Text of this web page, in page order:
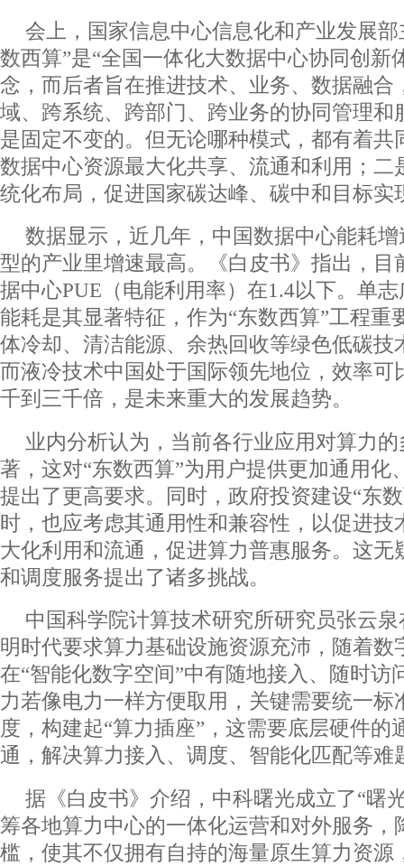
会上，国家信息中心信息化和产业发展
数西算”是“全国一体化大数据中心协同创新
念，而后者旨在推进技术、业务、数据融合
域、跨系统、跨部门、跨业务的协同管理和
是固定不变的。但无论哪种模式，都有着共
数据中心资源最大化共享、流通和利用；二
统化布局，促进国家碳达峰、碳中和目标实
数据显示，近几年，中国数据中心能耗
型的产业里增速最高。《白皮书》指出，目
据中心PUE（电能利用率）在1.4以下。单
能耗是其显著特征，作为“东数西算”工程重
体冷却、清洁能源、余热回收等绿色低碳技
而液冷技术中国处于国际领先地位，效率可
千到三千倍，是未来重大的发展趋势。
业内分析认为，当前各行业应用对算力
著，这对“东数西算”为用户提供更加通用化
提出了更高要求。同时，政府投资建设“东
时，也应考虑其通用性和兼容性，以促进技
大化利用和流通，促进算力普惠服务。这无
和调度服务提出了诸多挑战。
中国科学院计算技术研究所研究员张云
明时代要求算力基础设施资源充沛，随着数
在“智能化数字空间”中有随地接入、随时访
力若像电力一样方便取用，关键需要统一标
度，构建起“算力插座”，这需要底层硬件的
通，解决算力接入、调度、智能化匹配等难
据《白皮书》介绍，中科曙光成立了“曙
筹各地算力中心的一体化运营和对外服务，
槛，使其不仅拥有自持的海量原生算力资源